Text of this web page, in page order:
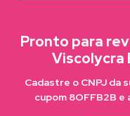
Pronto para
Viscolycra
Cadastre o CNPJ da
cupom 8OFFB2B e